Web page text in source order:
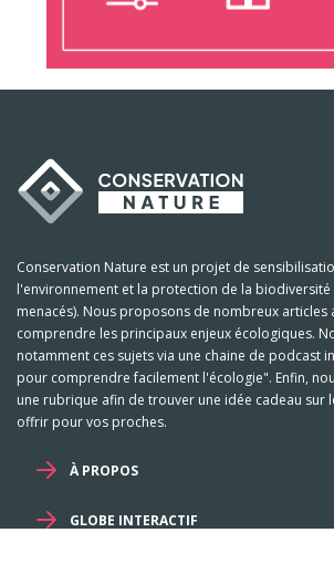
Conservation Nature est un projet de
l'environnement et la protection de la biodiversité
menacés). Nous proposons de nombreux articles
comprendre les principaux enjeux écologiques.
notamment ces sujets via une chaine de podcast
pour comprendre facilement l'écologie". Enfin,
une rubrique afin de trouver une idée cadeau sur
offrir pour vos proches.
À PROPOS
GLOBE INTERACTIF